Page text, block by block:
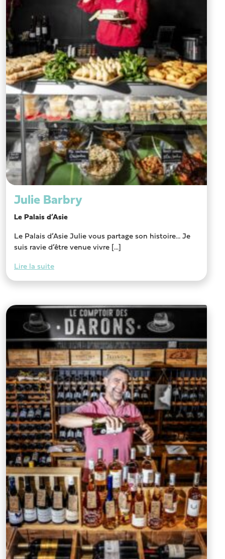
Julie Barbry
Le Palais d’Asie
Le Palais d’Asie Julie vous partage son histoire… Je
suis ravie d’être venue vivre [...]
Lire la suite